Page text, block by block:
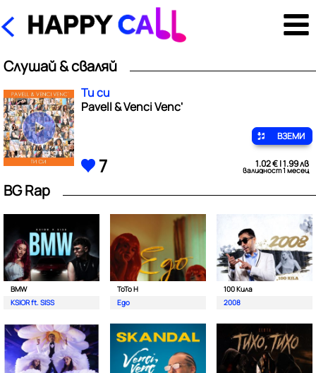
Слушай & сваляй
Ти си
Pavell & Venci Venc'
ВЗЕМИ
7 1.02 € | 1.99 лв
валидност 1 месец
BG Rap
BMW
KSIOR ft. SISS
ToTo H
Ego
100 Кила
2008